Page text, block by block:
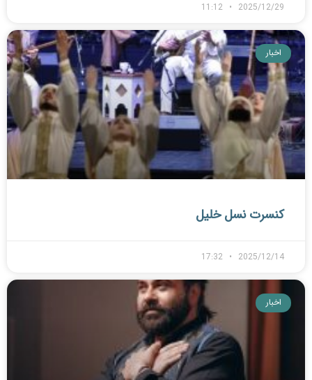
2025/12/29
اخبار
کنسرت نسل خلیل
2025/12/14
اخبار